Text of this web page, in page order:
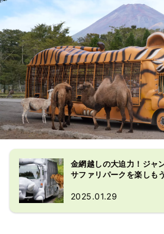
金網越しの大迫力！ジャ
サファリパークを楽しも
2025.01.29